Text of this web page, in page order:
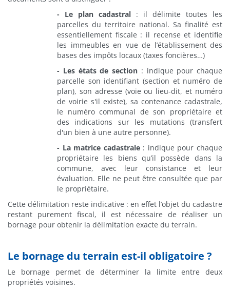
- Le plan cadastral : il délimite toutes les
parcelles du territoire national. Sa finalité est
essentiellement fiscale : il recense et identifie
les immeubles en vue de l’établissement des
bases des impôts locaux (taxes foncières…)
- Les états de section : indique pour chaque
parcelle son identifiant (section et numéro de
plan), son adresse (voie ou lieu-dit, et numéro
de voirie s'il existe), sa contenance cadastrale,
le numéro communal de son propriétaire et
des indications sur les mutations (transfert
d'un bien à une autre personne).
- La matrice cadastrale: indique pour chaque
propriétaire les biens qu’il possède dans la
commune, avec leur consistance et leur
évaluation. Elle ne peut être consultée que par
le propriétaire.
Cette délimitation reste indicative : en effet l’objet du cadastre
restant purement fiscal, il est nécessaire de réaliser un
bornage pour obtenir la délimitation exacte du terrain.
Le bornage du terrain est-il obligatoire ?
Le bornage permet de déterminer la limite entre deux
propriétés voisines.